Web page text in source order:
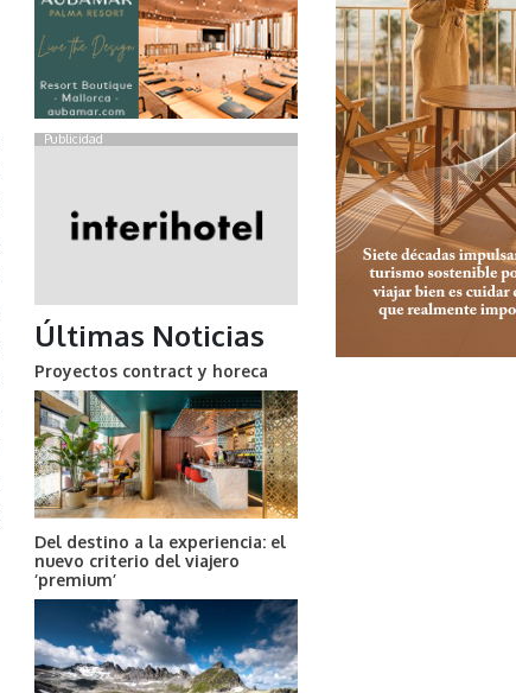
Publicidad
Últimas Noticias
Proyectos contract y horeca
Del destino a la experiencia: el
nuevo criterio del viajero
‘premium’